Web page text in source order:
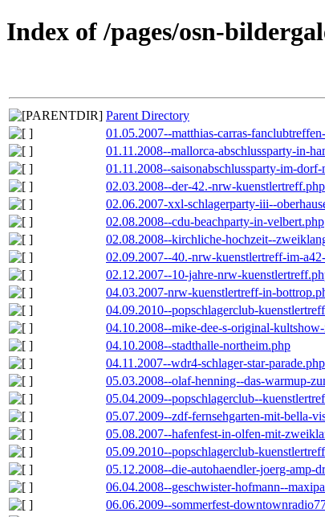
Index of /pages/osn-
Parent Directory
01.05.2007--matthias-carras-
01.11.2008--mallorca-abschlussparty-in-
01.11.2008--saisonabschlussparty-im-
02.03.2008--der-42.-nrw-kuenstlertreff.php
02.06.2007-xxl-schlagerparty-iii--
02.08.2008--cdu-beachparty-in-velbert.php
02.08.2008--kirchliche-hochzeit--
02.09.2007--40.-nrw-kuenstlertreff-im-
02.12.2007--10-jahre-nrw-
04.03.2007-nrw-kuenstlertreff-in-
04.09.2010--popschlagerclub-
04.10.2008--mike-dee-s-original-
04.10.2008--stadthalle-northeim.php
04.11.2007--wdr4-schlager-star-parade.php
05.03.2008--olaf-henning--das-warmup-
05.04.2009--popschlagerclub--
05.07.2009--zdf-fernsehgarten-mit-bella-
05.08.2007--hafenfest-in-olfen-mit-
05.09.2010--popschlagerclub-
05.12.2008--die-autohaendler-joerg-amp-
06.04.2008--geschwister-hofmann--
06.06.2009--sommerfest-